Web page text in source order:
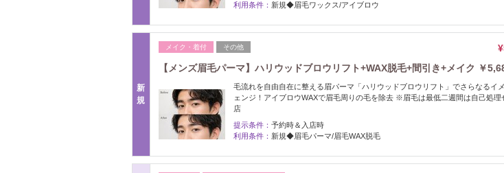
利用条件： 新規◆眉毛ワックス/アイブロウ
新
規
メイク・着付 その他
【メンズ眉毛パーマ】ハリウッドブロウリフト+WAX脱毛+間引き+メイク ￥
毛流れを自由自在に整える眉パーマ「ハリウッドブロウリフト」でさらなるイ
ェンジ！アイブロウWAXで眉毛周りの毛を除去 ※眉毛は最低二週間は自己処理
店
提示条件： 予約時＆入店時
利用条件： 新規◆眉毛パーマ/眉毛WAX脱毛